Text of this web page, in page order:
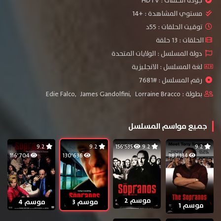
مستوي المشاهدة : +14
توقيت الحلقات : 55د
الحلقات : 13 حلقة
دولة المسلسل : الولايات المتحدة
لغة المسلسل : الانجليزية
رقم المسلسل : #7681
بطولة :
Edie Falco, James Gandolfini, Lorraine Bracco
جميع مواسم المسلسل
9.2
387٬134
موسم 1
9.2 156٬535
موسم 2
9.2
130٬636
موسم 3
9.2
116٬704
موسم 4